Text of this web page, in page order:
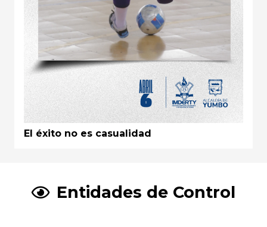
El éxito no es casualidad
Entidades de Control